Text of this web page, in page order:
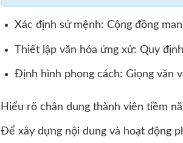
Xác định sứ mệnh: Cộng đồng
Thiết lập văn hóa ứng xử: Quy
Định hình phong cách: Giọng văn
Hiểu rõ chân dung thành viên tiềm
Để xây dựng nội dung và hoạt động